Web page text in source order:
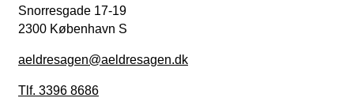
Snorresgade 17-19
2300 København S
aeldresagen@aeldresagen.dk
Tlf. 3396 8686